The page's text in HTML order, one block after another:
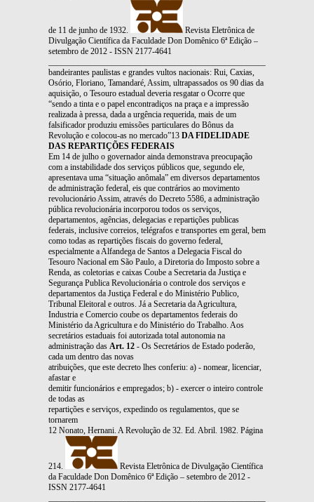
de 11 de junho de 1932.
Revista Eletrônica de
Divulgação Científica da Faculdade Don Domênico 6ª Edição –
setembro de 2012 - ISSN 2177-4641
bandeirantes paulistas e grandes vultos nacionais: Rui, Caxias,
Osório, Floriano, Tamandaré, Assim, ultrapassados os 90 dias da
aquisição, o Tesouro estadual deveria resgatar o Ocorre que
“sendo a tinta e o papel encontradiços na praça e a impressão
realizada à pressa, dada a urgência requerida, mais de um
falsificador produziu emissões particulares do Bônus da
Revolução e colocou-as no mercado”13 DA FIDELIDADE
DAS REPARTIÇÕES FEDERAIS
Em 14 de julho o governador ainda demonstrava preocupação
com a instabilidade dos serviços públicos que, segundo ele,
apresentava uma “situação anômala” em diversos departamentos
de administração federal, eis que contrários ao movimento
revolucionário Assim, através do Decreto 5586, a administração
pública revolucionária incorporou todos os serviços,
departamentos, agências, delegacias e repartições publicas
federais, inclusive correios, telégrafos e transportes em geral, bem
como todas as repartições fiscais do governo federal,
especialmente a Alfandega de Santos a Delegacia Fiscal do
Tesouro Nacional em São Paulo, a Diretoria do Imposto sobre a
Renda, as coletorias e caixas Coube a Secretaria da Justiça e
Segurança Publica Revolucionária o controle dos serviços e
departamentos da Justiça Federal e do Ministério Publico,
Tribunal Eleitoral e outros. Já a Secretaria da Agricultura,
Industria e Comercio coube os departamentos federais do
Ministério da Agricultura e do Ministério do Trabalho. Aos
secretários estaduais foi autorizada total autonomia na
administração das Art. 12 - Os Secretários de Estado poderão,
cada um dentro das novas
atribuições, que este decreto lhes conferiu: a) - nomear, licenciar,
afastar e
demitir funcionários e empregados; b) - exercer o inteiro controle
de todas as
repartições e serviços, expedindo os regulamentos, que se
tornarem
12 Nonato, Hernani. A Revolução de 32. Ed. Abril. 1982. Página
214.
Revista Eletrônica de Divulgação Científica
da Faculdade Don Domênico 6ª Edição – setembro de 2012 -
ISSN 2177-4641